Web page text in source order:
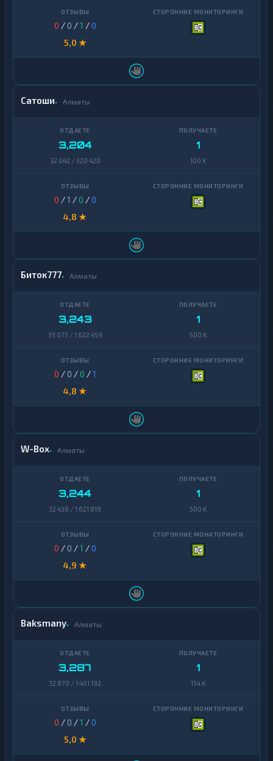
0 / 0 /1 /0
5,0 ★
Сатоши Алматы
3,204
32 042 / 320 420
1
100 K
0 /1 /0 /0
4,8 ★
Биток777 Алматы
3,243
33 075 / 1 622 459
1
500 K
0 / 0 /0 /1
4,8 ★
W-Box Алматы
3,244
32 436 / 1 621 819
1
500 K
0 / 0 /1 /0
4,9 ★
Baksmany Алматы
3,287
32 870 / 1 401 192
1
154 K
0 / 0 /1 /0
5,0 ★